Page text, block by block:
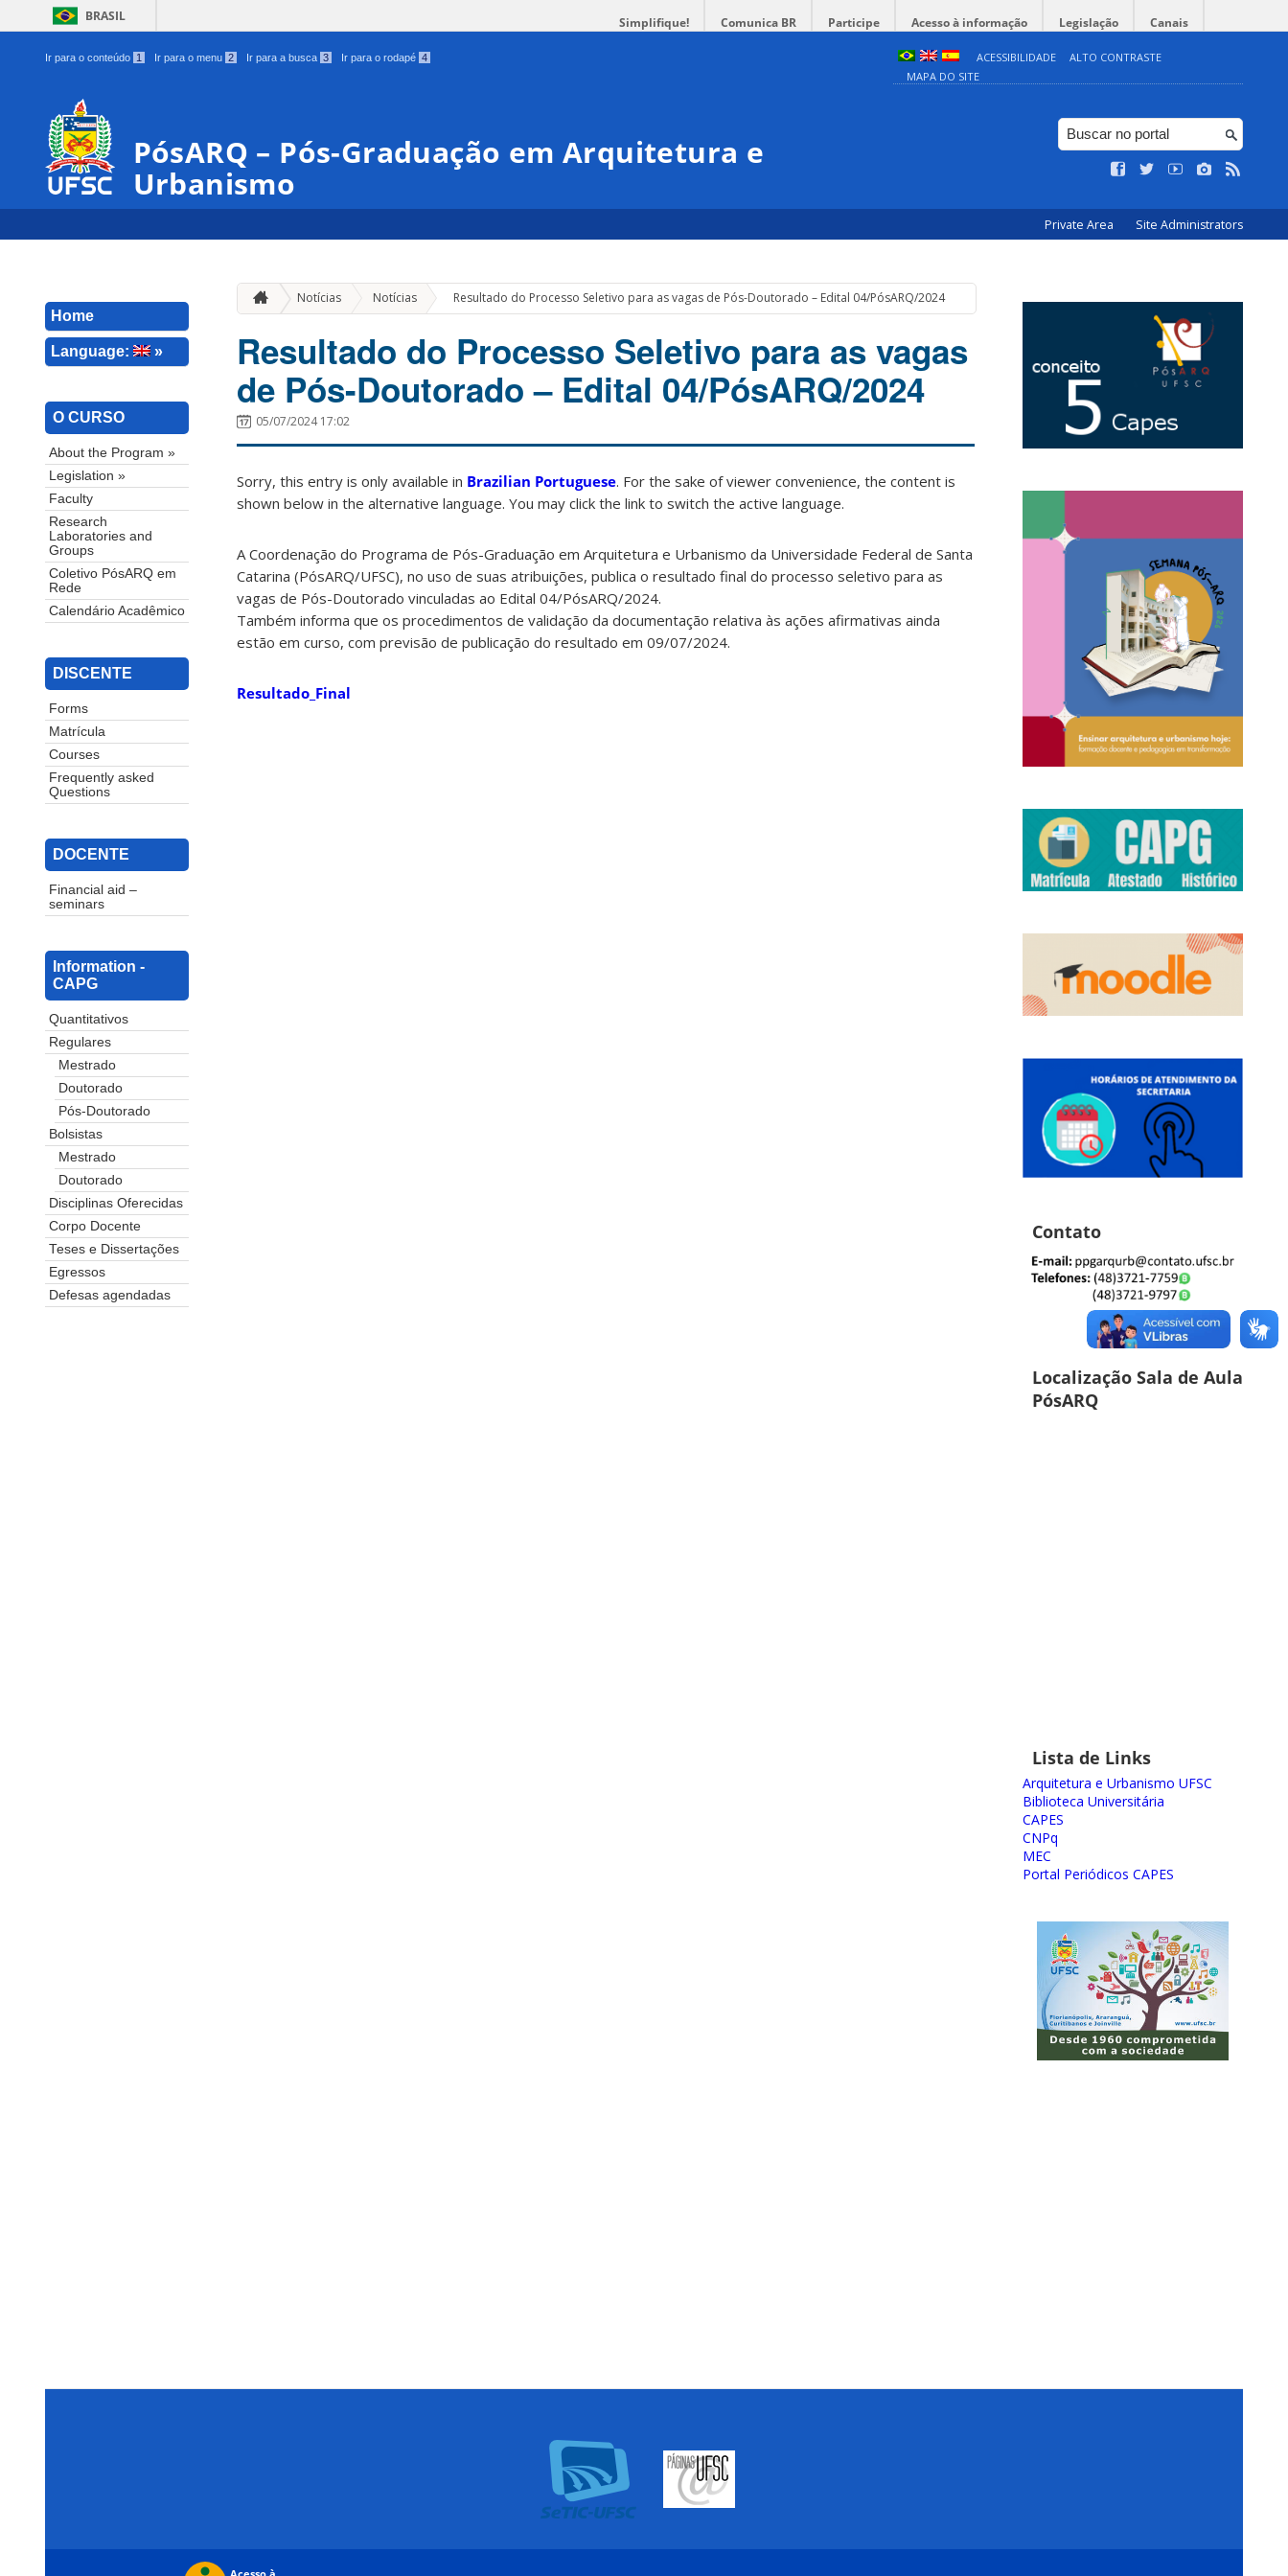
BRASIL Simplifique! Comunica BR Participe Acesso à informação Legislação Canais
Ir para o conteúdo 1 Ir para o menu 2 Ir para a busca 3 Ir para o rodapé 4 ACESSIBILIDADE
ALTO CONTRASTE
MAPA DO SITE
PósARQ – Pós-Graduação em Arquitetura e
Urbanismo
Private Area Site Administrators
Home
Language: »
O CURSO
About the Program »
Legislation »
Faculty
Research
Laboratories and
Groups
Coletivo PósARQ em
Rede
Calendário Acadêmico
DISCENTE
Forms
Matrícula
Courses
Frequently asked
Questions
DOCENTE
Financial aid –
seminars
Information -
CAPG
Quantitativos
Regulares
Mestrado
Doutorado
Pós-Doutorado
Bolsistas
Mestrado
Doutorado
Disciplinas Oferecidas
Corpo Docente
Teses e Dissertações
Egressos
Defesas agendadas
Notícias Notícias » Resultado do Processo Seletivo para as vagas de Pós-Doutorado – Edital 04/PósARQ/2024
Resultado do Processo Seletivo para as vagas
de Pós-Doutorado – Edital 04/PósARQ/2024
05/07/2024 17:02
Sorry, this entry is only available in Brazilian Portuguese. For the sake of viewer convenience, the content is
shown below in the alternative language. You may click the link to switch the active language.
A Coordenação do Programa de Pós-Graduação em Arquitetura e Urbanismo da Universidade Federal de Santa
Catarina (PósARQ/UFSC), no uso de suas atribuições, publica o resultado final do processo seletivo para as
vagas de Pós-Doutorado vinculadas ao Edital 04/PósARQ/2024.
Também informa que os procedimentos de validação da documentação relativa às ações afirmativas ainda
estão em curso, com previsão de publicação do resultado em 09/07/2024.
Resultado_Final
Contato
Localização Sala de Aula
PósARQ
Lista de Links
Arquitetura e Urbanismo UFSC
Biblioteca Universitária
CAPES
CNPq
MEC
Portal Periódicos CAPES